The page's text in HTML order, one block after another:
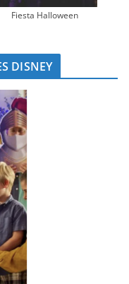
Fiesta Halloween
DISNEY